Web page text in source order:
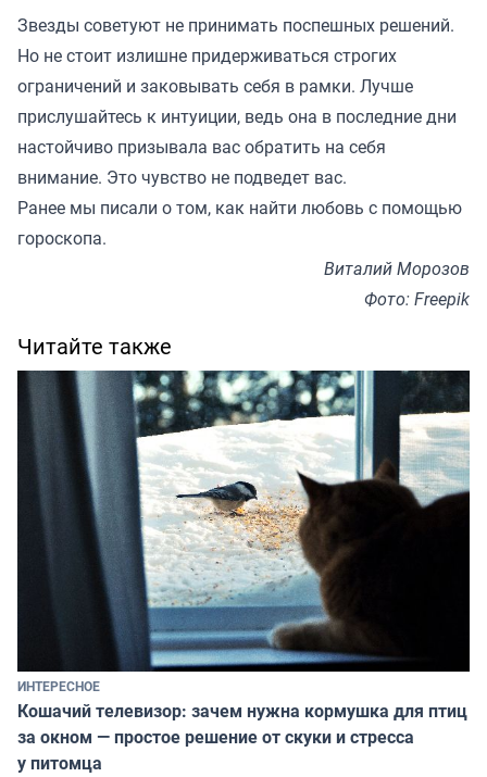
Звезды советуют не принимать поспешных решений.
Но не стоит излишне придерживаться строгих
ограничений и заковывать себя в рамки. Лучше
прислушайтесь к интуиции, ведь она в последние дни
настойчиво призывала вас обратить на себя
внимание. Это чувство не подведет вас.
Ранее мы писали о том, как найти любовь с помощью
гороскопа.
Виталий Морозов
Фото: Freepik
Читайте также
ИНТЕРЕСНОЕ
Кошачий телевизор: зачем нужна кормушка для птиц
за окном — простое решение от скуки и стресса
у питомца